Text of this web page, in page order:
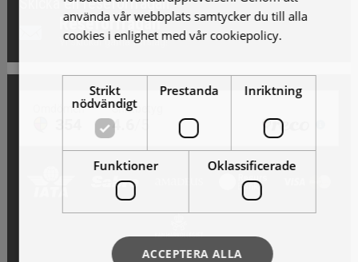
Reseförfrågan
Vi skickar gärna förslag!
använda vår webbplats samtycker du till alla
cookies i enlighet med vår cookiepolicy.
Strikt
nödvändigt
Prestanda Inriktning
Funktioner Oklassificerade
ACCEPTERA ALLA